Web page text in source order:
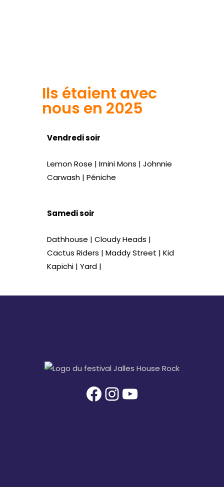
Ils étaient avec
nous en 2025
Vendredi soir
Lemon Rose | Irnini Mons | Johnnie
Carwash | Péniche
Samedi soir
Dathhouse | Cloudy Heads |
Cactus Riders | Maddy Street | Kid
Kapichi | Yard |